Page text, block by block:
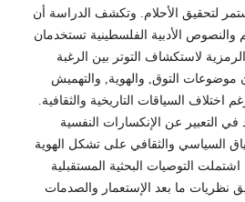
لتحقيق الأحلام. وتكشف الدراسة أن
الأدبية الفلسطينية تستخدمان
لاستكشاف التوتر بين الرغبة
موضوعات التوق, والهوية, والتهميش
اختلاف السياقات التاريخية والثقافية.
التعبير عن الإنكسارات النفسية
السياسي والثقافي على تشكل الهوية
اشتملت التوصيات البحثية المستقبلية
نظريات ما بعد الإستعمار والصدمات